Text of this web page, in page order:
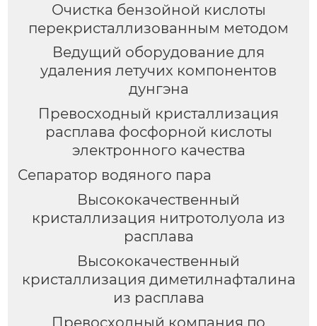
Очистка бензойной кислоты
перекристаллизованным методом
Ведущий оборудование для
удаления летучих компонентов
дунгэна
Превосходный кристаллизация
расплава фосфорной кислоты
электронного качества
Сепаратор водяного пара
Высококачественный
кристаллизация нитротолуола из
расплава
Высококачественный
кристаллизация диметилнафталина
из расплава
Превосходный компания по